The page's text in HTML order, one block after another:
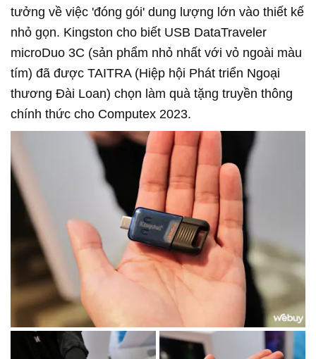
tưởng về việc 'đóng gói' dung lượng lớn vào thiết kế
nhỏ gọn. Kingston cho biết USB DataTraveler
microDuo 3C (sản phẩm nhỏ nhất với vỏ ngoài màu
tím) đã được TAITRA (Hiệp hội Phát triển Ngoại
thương Đài Loan) chọn làm quà tặng truyền thông
chính thức cho Computex 2023.